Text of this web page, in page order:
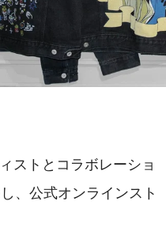
ストとコラボレーショ
、公式オンラインスト